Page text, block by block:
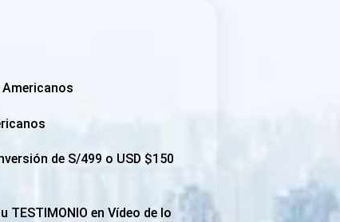
de S/499 o USD $150
en Vídeo de lo